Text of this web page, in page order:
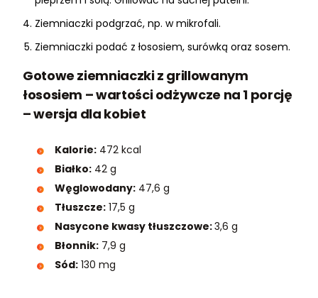
Ziemniaczki podgrzać, np. w mikrofali.
Ziemniaczki podać z łososiem, surówką oraz sosem.
Gotowe ziemniaczki z grillowanym
łososiem – wartości odżywcze na 1 porcję
– wersja dla kobiet
Kalorie: 472 kcal
Białko: 42 g
Węglowodany: 47,6 g
Tłuszcze: 17,5 g
Nasycone kwasy tłuszczowe:3,6 g
Błonnik: 7,9 g
Sód: 130 mg